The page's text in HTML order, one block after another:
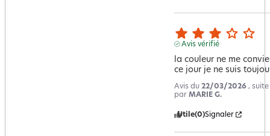
Avis vérifié
la couleur ne me
ce jour je ne suis
Avis du 22/03/2026 ,
par MARIE G.
Utile(0)Signaler